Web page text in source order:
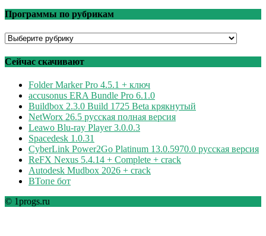
Программы по рубрикам
Программы
рубрикам
Сейчас скачивают
Folder Marker Pro 4.5.1 + ключ
accusonus ERA Bundle Pro 6.1.0
Buildbox 2.3.0 Build 1725 Beta крякнутый
NetWorx 26.5 русская полная версия
Leawo Blu-ray Player 3.0.0.3
Spacedesk 1.0.31
CyberLink Power2Go Platinum 13.0.5970.0 русская версия
ReFX Nexus 5.4.14 + Complete + crack
Autodesk Mudbox 2026 + crack
ВТопе бот
© 1progs.ru